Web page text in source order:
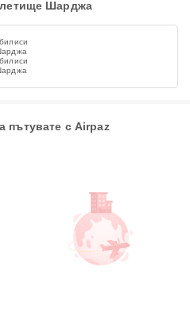
Шарджа
пътувате с Airpaz